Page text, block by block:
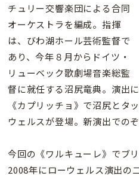
チュリー交響楽団による合同
オーケストラを編成。指揮
は、びわ湖ホール芸術監督で
あり、今年８月からドイツ・
リューベック歌劇場音楽総監
督に就任する沼尻竜典。演出
《カプリッチョ》で沼尻とタ
ウェルスが登場。新演出でのぞ
今回の《ワルキューレ》でブ
2008年にローウェルス演出の